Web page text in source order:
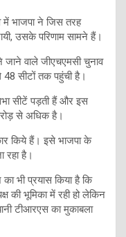
में भाजपा ने जिस तरह
उसके परिणाम सामने हैं।
जाने वाले जीएचएमसी चुनाव
48 सीटों तक पहुंची है।
सीटें पड़ती हैं और इस
से अधिक है।
किये हैं। इसे भाजपा के
रहा है।
भी प्रयास किया है कि
की भूमिका में रही हो लेकिन
टीआरएस का मुकाबला